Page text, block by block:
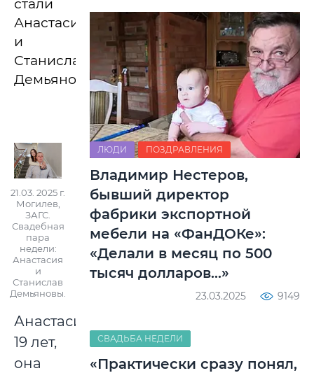
стали
Анастасия
и
Станислав
Демьяновы.
21.03. 2025 г.
Могилев,
ЗАГС.
Свадебная
пара
недели:
Анастасия
и
Станислав
Демьяновы.
Анастасии
19 лет,
она
ЛЮДИ ПОЗДРАВЛЕНИЯ
Владимир Нестеров,
бывший директор
фабрики экспортной
мебели на «ФанДОКе»:
«Делали в месяц по 500
тысяч долларов...»
23.03.2025 9149
СВАДЬБА НЕДЕЛИ
«Практически сразу понял,